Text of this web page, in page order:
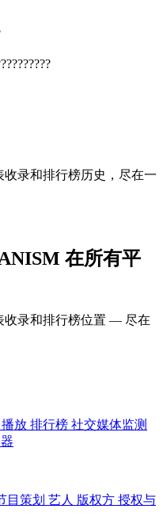
录和排行榜历史，尽在一
在所有平
收录和排行榜位置 — 尽在
放 排行榜 社交媒体监测
目策划 艺人 版权方 授权与